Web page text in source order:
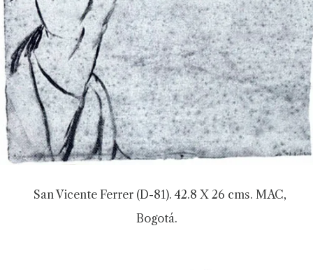
San Vicente Ferrer (D-81). 42.8 X 26 cms. MAC,
Bogotá.